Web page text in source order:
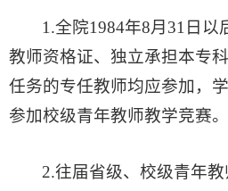
1.全院1984年8月31日
教师资格证、独立承担本专
任务的专任教师均应参加，
参加校级青年教师教学竞赛。
2.往届省级、校级青年